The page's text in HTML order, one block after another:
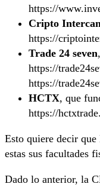
https://
Cripto
https://
Trade 24 seven
https://
https://
HCTX, que
https://
Esto quiere decir
estas sus facultades
Dado lo anterior, la